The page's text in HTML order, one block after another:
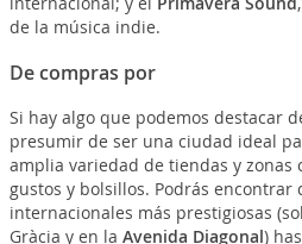
de la música indie.
De compras por
Si hay algo que podemos destacar
presumir de ser una ciudad ideal
amplia variedad de tiendas y zonas
gustos y bolsillos. Podrás encontrar
internacionales más prestigiosas
Gràcia y en la Avenida Diagonal)